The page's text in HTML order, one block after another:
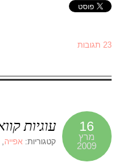
23 תגובות
16
מרץ
2009
עוגיות
קטגוריות:אפייה,